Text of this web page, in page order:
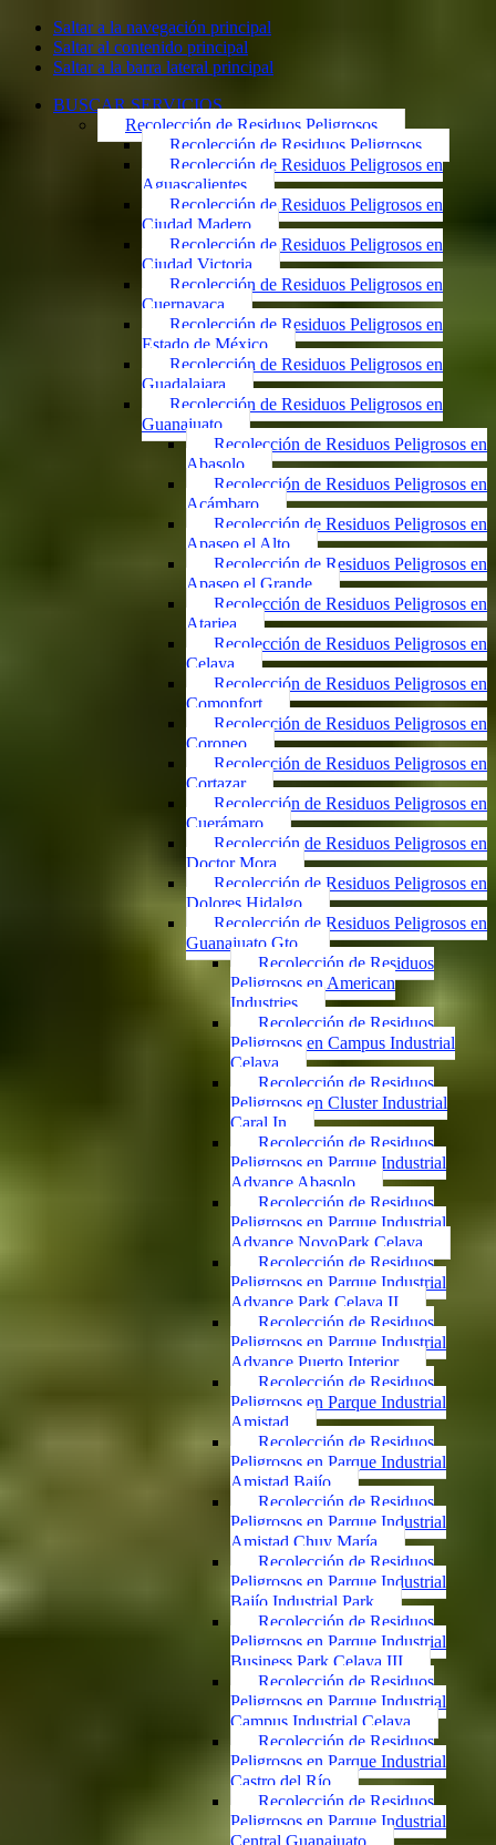
Saltar a la navegación principal
Saltar al contenido principal
Saltar a la barra lateral principal
BUSCAR SERVICIOS
Recolección de Residuos Peligrosos
Recolección de Residuos Peligrosos
Recolección de Residuos Peligrosos en
Aguascalientes
Recolección de Residuos Peligrosos en
Ciudad Madero
Recolección de Residuos Peligrosos en
Ciudad Victoria
Recolección de Residuos Peligrosos en
Cuernavaca
Recolección de Residuos Peligrosos en
Estado de México
Recolección de Residuos Peligrosos en
Guadalajara
Recolección de Residuos Peligrosos en
Guanajuato
Recolección de Residuos Peligrosos en
Abasolo
Recolección de Residuos Peligrosos en
Acámbaro
Recolección de Residuos Peligrosos en
Apaseo el Alto
Recolección de Residuos Peligrosos en
Apaseo el Grande
Recolección de Residuos Peligrosos en
Atarjea
Recolección de Residuos Peligrosos en
Celaya
Recolección de Residuos Peligrosos en
Comonfort
Recolección de Residuos Peligrosos en
Coroneo
Recolección de Residuos Peligrosos en
Cortazar
Recolección de Residuos Peligrosos en
Cuerámaro
Recolección de Residuos Peligrosos en
Doctor Mora
Recolección de Residuos Peligrosos en
Dolores Hidalgo
Recolección de Residuos Peligrosos en
Guanajuato Gto.
Recolección de Residuos
Peligrosos en American
Industries
Recolección de Residuos
Peligrosos en Campus Industrial
Celaya
Recolección de Residuos
Peligrosos en Cluster Industrial
Caral In
Recolección de Residuos
Peligrosos en Parque Industrial
Advance Abasolo
Recolección de Residuos
Peligrosos en Parque Industrial
Advance NovoPark Celaya
Recolección de Residuos
Peligrosos en Parque Industrial
Advance Park Celaya II
Recolección de Residuos
Peligrosos en Parque Industrial
Advance Puerto Interior
Recolección de Residuos
Peligrosos en Parque Industrial
Amistad
Recolección de Residuos
Peligrosos en Parque Industrial
Amistad Bajío
Recolección de Residuos
Peligrosos en Parque Industrial
Amistad Chuy María
Recolección de Residuos
Peligrosos en Parque Industrial
Bajío Industrial Park
Recolección de Residuos
Peligrosos en Parque Industrial
Business Park Celaya III
Recolección de Residuos
Peligrosos en Parque Industrial
Campus Industrial Celaya
Recolección de Residuos
Peligrosos en Parque Industrial
Castro del Río
Recolección de Residuos
Peligrosos en Parque Industrial
Central Guanajuato